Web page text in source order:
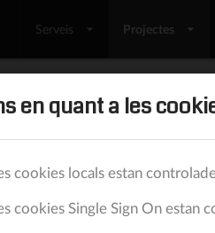
Serveis Projectes
Man's Switch
en quant a les
cookies locals estan
cookies Single Sign On estan